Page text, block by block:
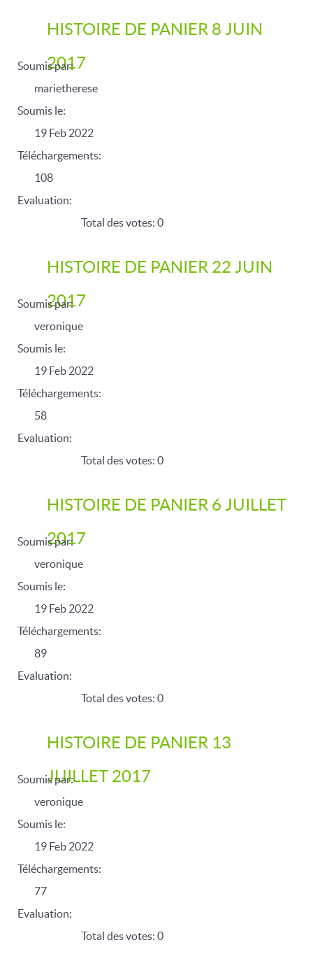
HISTOIRE DE PANIER 8 JUIN
2017
Soumis par:
marietherese
Soumis le:
19 Feb 2022
Téléchargements:
108
Evaluation:
Total des votes: 0
HISTOIRE DE PANIER 22 JUIN
2017
Soumis par:
veronique
Soumis le:
19 Feb 2022
Téléchargements:
58
Evaluation:
Total des votes: 0
HISTOIRE DE PANIER 6 JUILLET
2017
Soumis par:
veronique
Soumis le:
19 Feb 2022
Téléchargements:
89
Evaluation:
Total des votes: 0
HISTOIRE DE PANIER 13
JUILLET 2017
Soumis par:
veronique
Soumis le:
19 Feb 2022
Téléchargements:
77
Evaluation:
Total des votes: 0